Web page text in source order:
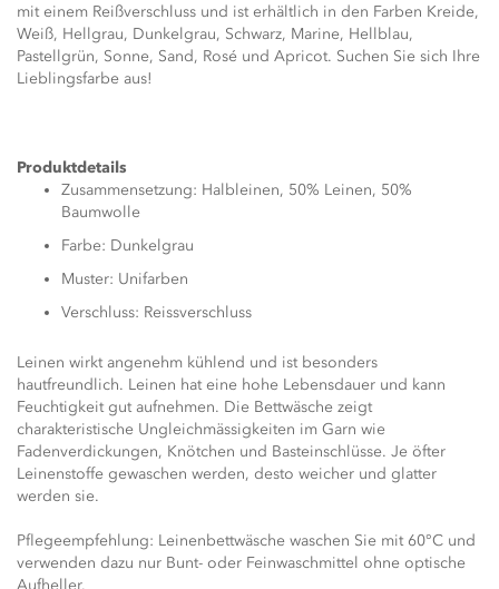
mit einem Reißverschluss und ist erhältlich in den Farben Kreide,
Weiß, Hellgrau, Dunkelgrau, Schwarz, Marine, Hellblau,
Pastellgrün, Sonne, Sand, Rosé und Apricot. Suchen Sie sich Ihre
Lieblingsfarbe aus!
Produktdetails
Zusammensetzung: Halbleinen, 50% Leinen, 50%
Baumwolle
Farbe: Dunkelgrau
Muster: Unifarben
Verschluss: Reissverschluss
Leinen wirkt angenehm kühlend und ist besonders
hautfreundlich. Leinen hat eine hohe Lebensdauer und kann
Feuchtigkeit gut aufnehmen. Die Bettwäsche zeigt
charakteristische Ungleichmässigkeiten im Garn wie
Fadenverdickungen, Knötchen und Basteinschlüsse. Je öfter
Leinenstoffe gewaschen werden, desto weicher und glatter
werden sie.
Pflegeempfehlung: Leinenbettwäsche waschen Sie mit 60°C und
verwenden dazu nur Bunt- oder Feinwaschmittel ohne optische
Aufheller.